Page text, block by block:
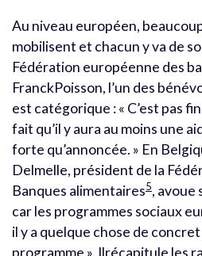
Au niveau européen,
mobilisent et chacun y va de
Fédération européenne des
FranckPoisson, l’un des
est catégorique : « C’est pas
fait qu’il y aura au moins une
forte qu’annoncée. » En
Delmelle, président de la
Banques alimentaires5, avoue
car les programmes sociaux
il y a quelque chose de concret
programme ». Ilrécapitule les